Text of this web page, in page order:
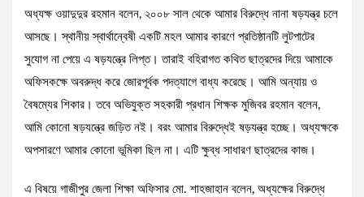
অধ্যক্ষ ওয়াদুদুর রহমান বলেন, ২০০৮ সাল থেকে আমার বিরুদ্ধে নানা ষড়যন্ত্র চলে
আসছে। স্থানীয় স্বার্থান্বেষী একটি মহল আমার কারণে প্রতিষ্ঠানটি লুটপাটের
সুযোগ না পেয়ে এ ষড়যন্ত্রে লিপ্ত। তারাই বহিরাগত কথিত ছাত্রদের দিয়ে আমাকে
অফিসকক্ষে অবরুদ্ধ করে জোরপূর্বক পদত্যাগে বাধ্য করেছে। আমি অন্যায় ও
বৈষম্যের শিকার। তবে অভিযুক্ত সহকারী প্রধান শিক্ষক মুজিবর রহমান বলেন,
আমি কোনো ষড়যন্ত্রে জড়িত নই। বরং আমার বিরুদ্ধেই ষড়যন্ত্র হচ্ছে। অধ্যক্ষকে
অপসারণে আমার কোনো ভূমিকা ছিল না। এটি ক্ষুব্ধ সাধারণ ছাত্রদের কাজ।
এ বিষয়ে গাজীপুর জেলা শিক্ষা অফিসার মো. শাহজাহান বলেন, অধ্যক্ষের বিরুদ্ধে